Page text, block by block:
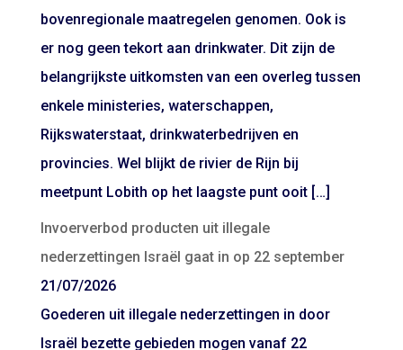
bovenregionale maatregelen genomen. Ook is
er nog geen tekort aan drinkwater. Dit zijn de
belangrijkste uitkomsten van een overleg tussen
enkele ministeries, waterschappen,
Rijkswaterstaat, drinkwaterbedrijven en
provincies. Wel blijkt de rivier de Rijn bij
meetpunt Lobith op het laagste punt ooit […]
Invoerverbod producten uit illegale
nederzettingen Israël gaat in op 22 september
21/07/2026
Goederen uit illegale nederzettingen in door
Israël bezette gebieden mogen vanaf 22